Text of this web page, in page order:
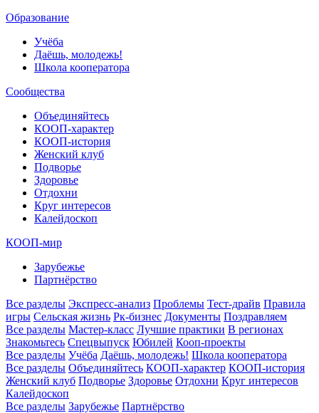
Образование
Учёба
Даёшь, молодежь!
Школа кооператора
Сообщества
Объединяйтесь
КООП-характер
КООП-история
Женский клуб
Подворье
Здоровье
Отдохни
Круг интересов
Калейдоскоп
КООП-мир
Зарубежье
Партнёрство
Все разделы Экспресс-анализ Проблемы Тест-драйв Правила
игры Сельская жизнь Рк-бизнес Документы Поздравляем
Все разделы Мастер-класс Лучшие практики В регионах
Знакомьтесь Спецвыпуск Юбилей Кооп-проекты
Все разделы Учёба Даёшь, молодежь! Школа кооператора
Все разделы Объединяйтесь КООП-характер КООП-история
Женский клуб Подворье Здоровье Отдохни Круг интересов
Калейдоскоп
Все разделы Зарубежье Партнёрство